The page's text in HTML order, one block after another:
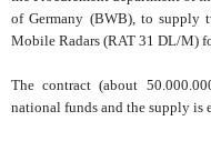
of Germany (BWB), to supply
Mobile Radars (RAT 31 DL/M)
The contract (about
national funds and the supply is